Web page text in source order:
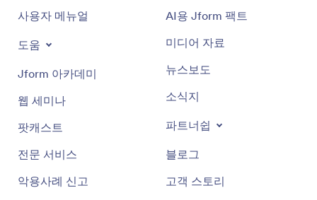
사용자 메뉴얼
도움
Jform 아카데미
웹 세미나
팟캐스트
전문 서비스
악용사례 신고
AI용 Jform 팩트
미디어 자료
뉴스보도
소식지
파트너쉽
블로그
고객 스토리